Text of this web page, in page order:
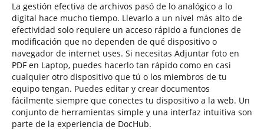
La gestión efectiva de archivos pasó de lo analógico a lo
digital hace mucho tiempo. Llevarlo a un nivel más alto de
efectividad solo requiere un acceso rápido a funciones de
modificación que no dependen de qué dispositivo o
navegador de internet uses. Si necesitas Adjuntar foto en
PDF en Laptop, puedes hacerlo tan rápido como en casi
cualquier otro dispositivo que tú o los miembros de tu
equipo tengan. Puedes editar y crear documentos
fácilmente siempre que conectes tu dispositivo a la web. Un
conjunto de herramientas simple y una interfaz intuitiva son
parte de la experiencia de DocHub.